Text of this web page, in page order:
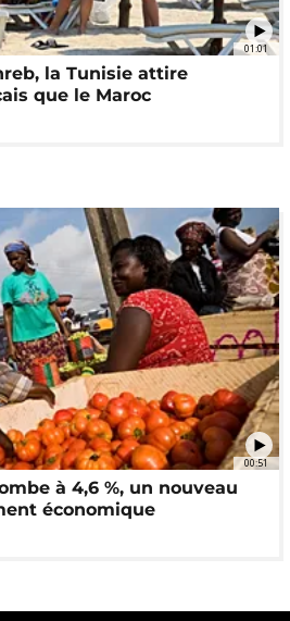
01:01
la Tunisie attire
que le Maroc
00:51
à 4,6 %, un nouveau
économique